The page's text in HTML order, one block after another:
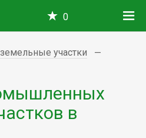
0
участки
в